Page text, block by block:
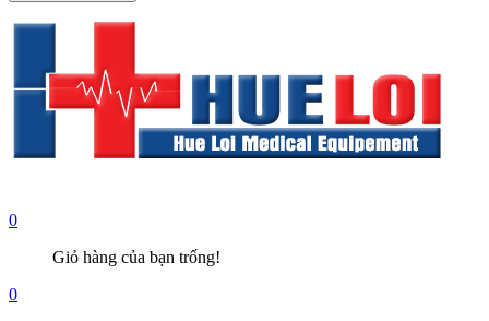
0
Giỏ hàng của bạn trống!
0